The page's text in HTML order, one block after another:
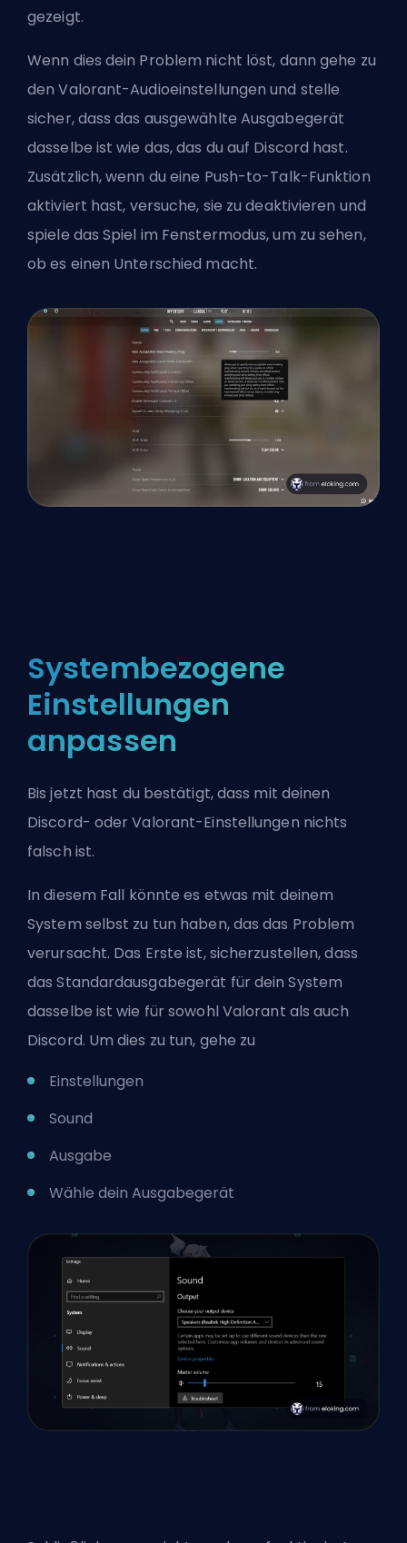
gezeigt.
Wenn dies dein Problem nicht löst, dann gehe zu
den Valorant-Audioeinstellungen und stelle
sicher, dass das ausgewählte Ausgabegerät
dasselbe ist wie das, das du auf Discord hast.
Zusätzlich, wenn du eine Push-to-Talk-Funktion
aktiviert hast, versuche, sie zu deaktivieren und
spiele das Spiel im Fenstermodus, um zu sehen,
ob es einen Unterschied macht.
Systembezogene
Einstellungen
anpassen
Bis jetzt hast du bestätigt, dass mit deinen
Discord- oder Valorant-Einstellungen nichts
falsch ist.
In diesem Fall könnte es etwas mit deinem
System selbst zu tun haben, das das Problem
verursacht. Das Erste ist, sicherzustellen, dass
das Standardausgabegerät für dein System
dasselbe ist wie für sowohl Valorant als auch
Discord. Um dies zu tun, gehe zu
Einstellungen
Sound
Ausgabe
Wähle dein Ausgabegerät